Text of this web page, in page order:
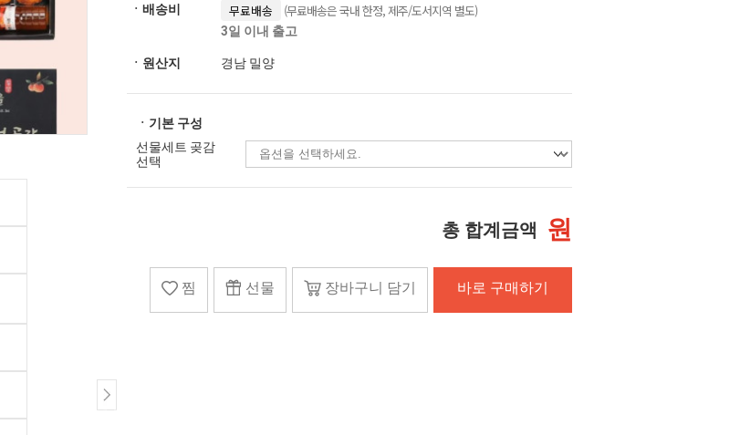
ㆍ배송비 무료배송 (무료배송은 국내 한정, 제주/도서지역 별도)
3일 이내 출고
ㆍ원산지 경남 밀양
ㆍ기본 구성
선물세트 곶감
선택
총 합계금액 원
찜 선물 장바구니 담기 바로 구매하기